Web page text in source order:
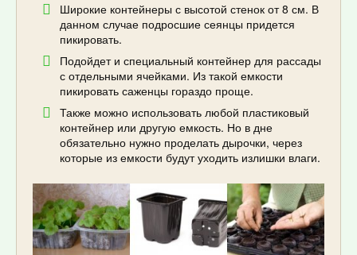
Широкие контейнеры с высотой стенок от 8 см. В
данном случае подросшие сеянцы придется
пикировать.
Подойдет и специальный контейнер для рассады
с отдельными ячейками. Из такой емкости
пикировать саженцы гораздо проще.
Также можно использовать любой пластиковый
контейнер или другую емкость. Но в дне
обязательно нужно проделать дырочки, через
которые из емкости будут уходить излишки влаги.